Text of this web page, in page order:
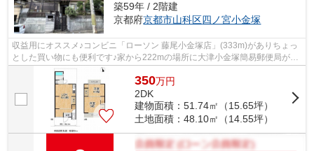
築59年 / 2階建
京都府京都市山科区四ノ宮小金塚
収益用にオススメ♪コンビニ「ローソン 藤尾小金塚店」(333m)がありちょっ
とした買い物にも便利です♪家から222mの場所に大津小金塚簡易郵便局があ
ります♪京都市山科区に特化した当社に...
350万円
2DK
建物面積：51.74㎡（15.65坪）
土地面積：48.10㎡（14.55坪）